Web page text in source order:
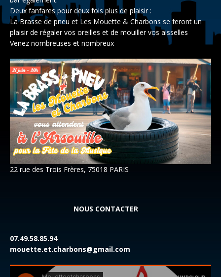
Deux fanfares pour deux fois plus de plaisir :
La Brasse de pneu et Les Mouette & Charbons se feront un
plaisir de régaler vos oreilles et de mouiller vos aisselles
Venez nombreuses et nombreux
22 rue des Trois Frères, 75018 PARIS
NOUS CONTACTER
07.49.58.85.94
mouette.et.charbons@gmail.com